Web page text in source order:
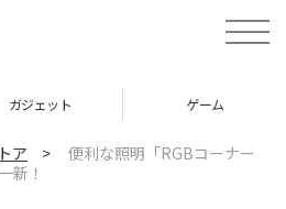
t
o
v
ガジェット ゲーム
ア >
便利な照明「RGBコーナー
新！